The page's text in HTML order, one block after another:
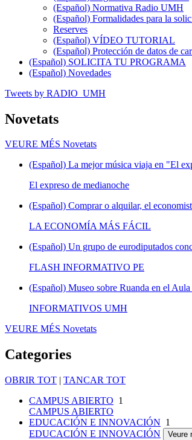
(Español) Normativa Radio UMH
(Español) Formalidades para la
Reserves
(Español) VÍDEO TUTORIAL
(Español) Protección de datos de
(Español) SOLICITA TU PROGRAMA
(Español) Novedades
Tweets by RADIO_UMH
Novetats
VEURE MÉS Novetats
(Español) La mejor música viaja en "El
El expreso de medianoche
(Español) Comprar o alquilar, el
LA ECONOMÍA MÁS FÁCIL
(Español) Un grupo de eurodiputados
FLASH INFORMATIVO PE
(Español) Museo sobre Ruanda en el
INFORMATIVOS UMH
VEURE MÉS Novetats
Categories
OBRIR TOT | TANCAR TOT
CAMPUS ABIERTO 1
CAMPUS ABIERTO
EDUCACIÓN E INNOVACIÓN 1
EDUCACIÓN E INNOVACIÓN
Veure